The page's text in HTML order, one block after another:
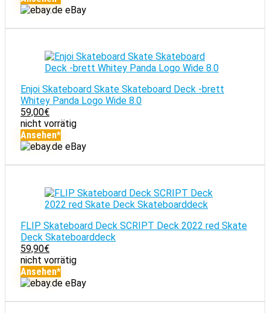
eBay
Enjoi Skateboard Skate Skateboard Deck -brett
Whitey Panda Logo Wide 8.0
59,00€
nicht vorrätig
Ansehen*
eBay
FLIP Skateboard Deck SCRIPT Deck 2022 red Skate
Deck Skateboarddeck
59,90€
nicht vorrätig
Ansehen*
eBay